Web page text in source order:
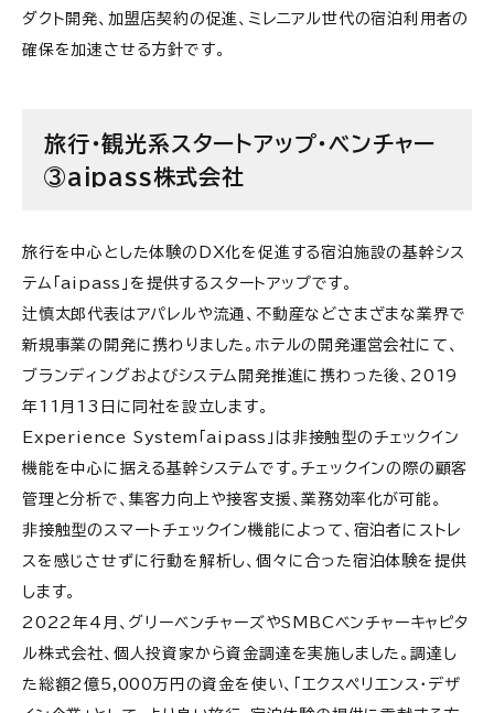
ダクト開発、加盟店契約の促進、ミレニアル世代の宿泊利用者の
確保を加速させる方針です。
旅行・観光系スタートアップ・ベンチャー
③aipass株式会社
旅行を中心とした体験のDX化を促進する宿泊施設の基幹シス
テム「aipass」を提供するスタートアップです。
辻慎太郎代表はアパレルや流通、不動産などさまざまな業界で
新規事業の開発に携わりました。ホテルの開発運営会社にて、
ブランディングおよびシステム開発推進に携わった後、2019
年11月13日に同社を設立します。
Experience System「aipass」は非接触型のチェックイン
機能を中心に据える基幹システムです。チェックインの際の顧客
管理と分析で、集客力向上や接客支援、業務効率化が可能。
非接触型のスマートチェックイン機能によって、宿泊者にストレ
スを感じさせずに行動を解析し、個々に合った宿泊体験を提供
します。
2022年4月、グリーベンチャーズやSMBCベンチャーキャピタ
ル株式会社、個人投資家から資金調達を実施しました。調達し
た総額2億5,000万円の資金を使い、「エクスペリエンス・デザ